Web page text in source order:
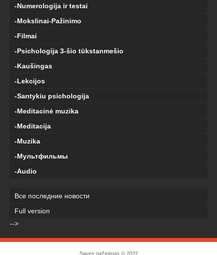
-Numerologija ir testai
-Mokslinai-Pažinimo
-Filmai
-Psichologija 3-šio tūkstanmešio
-Kaušingas
-Lekcijos
-Santykiu psichologija
-Meditacinė muzika
-Meditacija
-Muzika
-Мультфильмы
-Audio
Все последние новости
Full version
-->
Savęs pažinimas © 2022